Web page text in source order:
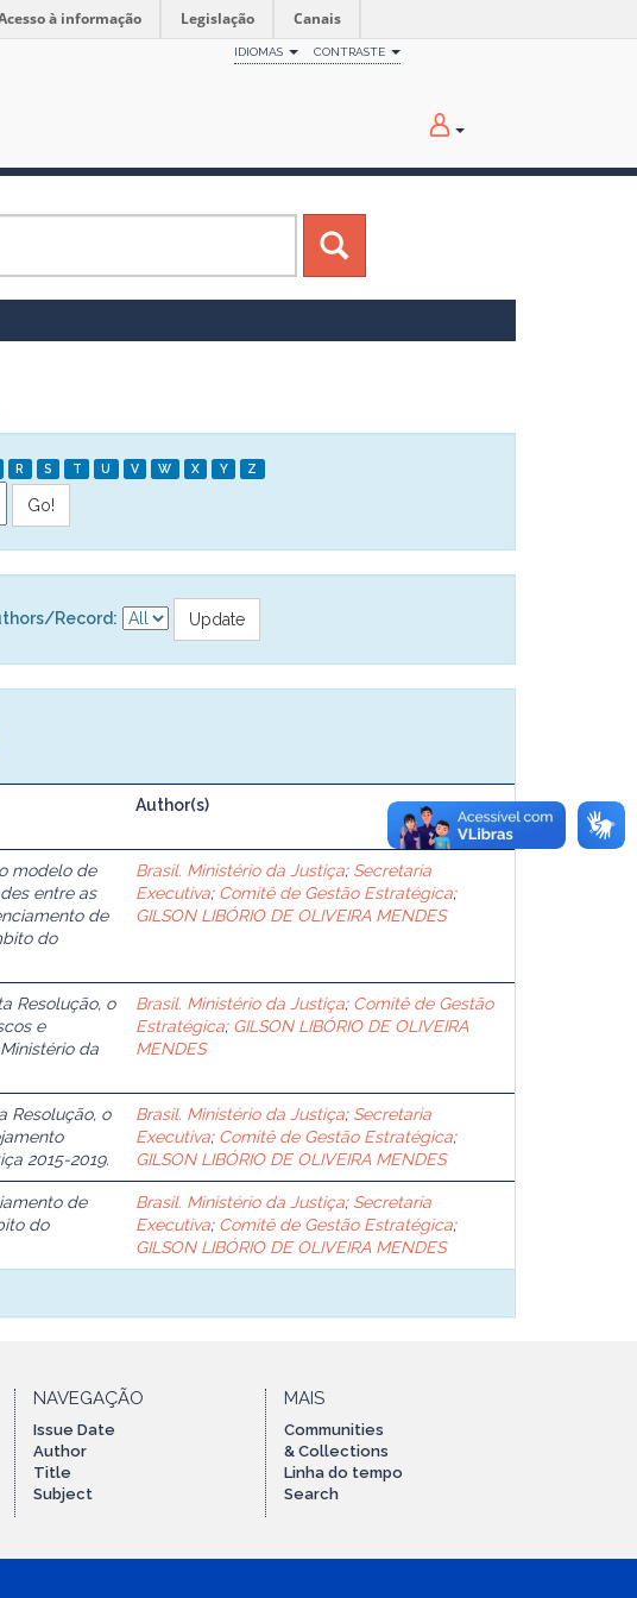
à informação Legislação Canais
IDIOMAS CONTRASTE
R S T U V W X Y Z
Record:
Author(s)
modelo de
entre as
de
do
Brasil. Ministério da Justiça; Secretaria
Executiva; Comitê de Gestão Estratégica;
GILSON LIBÓRIO DE OLIVEIRA MENDES
Resolução, o
e
da
Brasil. Ministério da Justiça; Comitê de Gestão
Estratégica; GILSON LIBÓRIO DE OLIVEIRA
MENDES
Resolução, o
2015-2019.
Brasil. Ministério da Justiça; Secretaria
Executiva; Comitê de Gestão Estratégica;
GILSON LIBÓRIO DE OLIVEIRA MENDES
de
do
Brasil. Ministério da Justiça; Secretaria
Executiva; Comitê de Gestão Estratégica;
GILSON LIBÓRIO DE OLIVEIRA MENDES
NAVEGAÇÃO
Issue Date
Author
Title
Subject
MAIS
Communities
& Collections
Linha do tempo
Search